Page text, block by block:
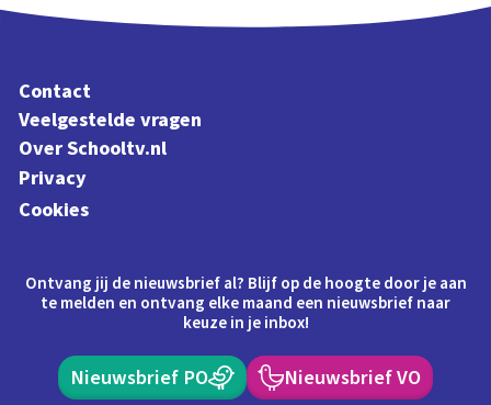
Contact
Veelgestelde vragen
Over Schooltv.nl
Privacy
Cookies
Ontvang jij de nieuwsbrief al? Blijf op de hoogte door je aan
te melden en ontvang elke maand een nieuwsbrief naar
keuze in je inbox!
Nieuwsbrief PO Nieuwsbrief VO